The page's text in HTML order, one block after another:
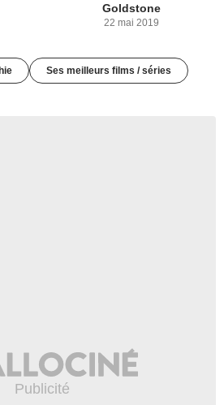
Goldstone
22 mai 2019
Ses meilleurs films / séries